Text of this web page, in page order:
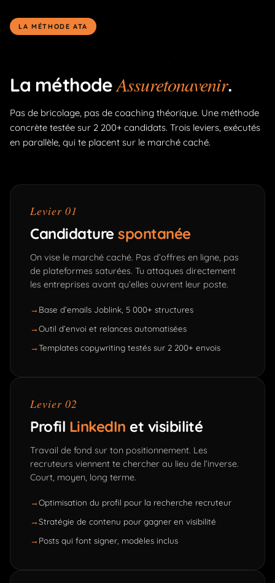
LA MÉTHODE ATA
La méthodeAssuretonavenir.
Pas de bricolage, pas de coaching théorique. Une méthode
concrète testée sur 2 200+ candidats. Trois leviers, exécutés
en parallèle, qui te placent sur le marché caché.
Levier 01
Candidaturespontanée
On vise le marché caché. Pas d’offres en ligne, pas
de plateformes saturées. Tu attaques directement
les entreprises avant qu’elles ouvrent leur poste.
Base d’emails Joblink, 5 000+ structures
Outil d’envoi et relances automatisées
Templates copywriting testés sur 2 200+ envois
Levier 02
Profil LinkedIn et visibilité
Travail de fond sur ton positionnement. Les
recruteurs viennent te chercher au lieu de l’inverse.
Court, moyen, long terme.
Optimisation du profil pour la recherche recruteur
Stratégie de contenu pour gagner en visibilité
Posts qui font signer, modèles inclus